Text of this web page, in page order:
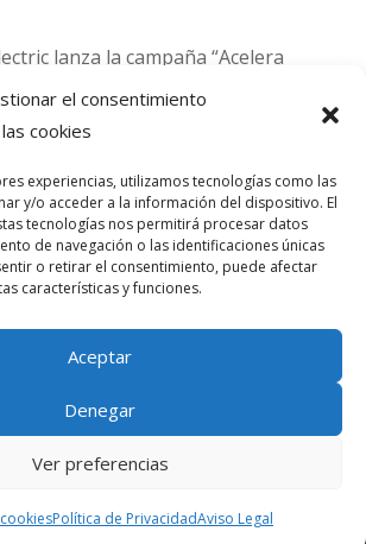
el consentimiento
cookies
experiencias, utilizamos tecnologías como las
y/o acceder a la información del dispositivo. El
tecnologías nos permitirá procesar datos
de navegación o las identificaciones únicas
o retirar el consentimiento, puede afectar
características y funciones.
Aceptar
Denegar
Ver preferencias
Política de PrivacidadAviso Legal
lanza la campaña “Acelera
2026” y premia con entradas
Premio de Fórmula 1 de Madrid
confort real, salud y
en una sola vivienda
Amascal | Diseñado porTrixma